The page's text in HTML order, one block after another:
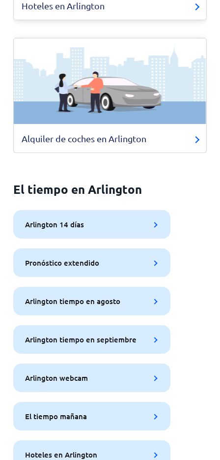
Hoteles en Arlington
Alquiler de coches en Arlington
El tiempo en Arlington
Arlington 14 días
Pronóstico extendido
Arlington tiempo en agosto
Arlington tiempo en septiembre
Arlington webcam
El tiempo mañana
Hoteles en Arlington